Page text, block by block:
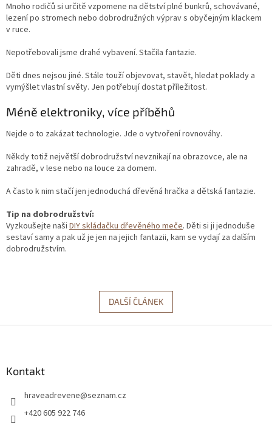
Mnoho rodičů si určitě vzpomene na dětství plné bunkrů, schovávané,
lezení po stromech nebo dobrodružných výprav s obyčejným klackem
v ruce.
Nepotřebovali jsme drahé vybavení. Stačila fantazie.
Děti dnes nejsou jiné. Stále touží objevovat, stavět, hledat poklady a
vymýšlet vlastní světy. Jen potřebují dostat příležitost.
Méně elektroniky, více příběhů
Nejde o to zakázat technologie. Jde o vytvoření rovnováhy.
Někdy totiž největší dobrodružství nevznikají na obrazovce, ale na
zahradě, v lese nebo na louce za domem.
A často k nim stačí jen jednoduchá dřevěná hračka a dětská fantazie.
Tip na dobrodružství:
Vyzkoušejte naši DIY skládačku dřevěného meče. Děti si ji jednoduše
sestaví samy a pak už je jen na jejich fantazii, kam se vydají za dalším
dobrodružstvím.
DALŠÍ ČLÁNEK
Kontakt
hraveadrevene@seznam.cz
+420 605 922 746